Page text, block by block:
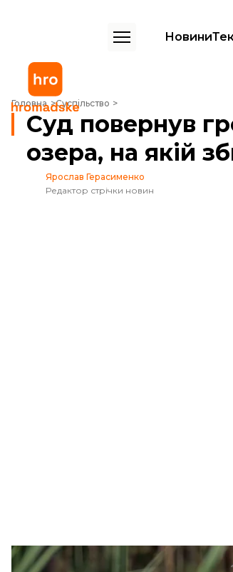
Новини
Головна Суспільство
Суд повернув громаді Києва ділянку біля озера,
Суд повернув
озера, на якій
Ярослав Герасименко
Редактор стрічки новин
Чапля на озері